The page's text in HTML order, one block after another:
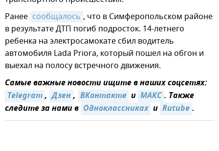
Ранее сообщалось , что в Симферопольском районе
в результате ДТП погиб подросток. 14-летнего
ребенка на электросамокате сбил водитель
автомобиля Lada Priora, который пошел на обгон и
выехал на полосу встречного движения.
Самые важные новости ищите в наших соцсетях:
Telegram, Дзен, ВКонтакте и MAКС. Также
следите за нами в Одноклассниках и Rutube.